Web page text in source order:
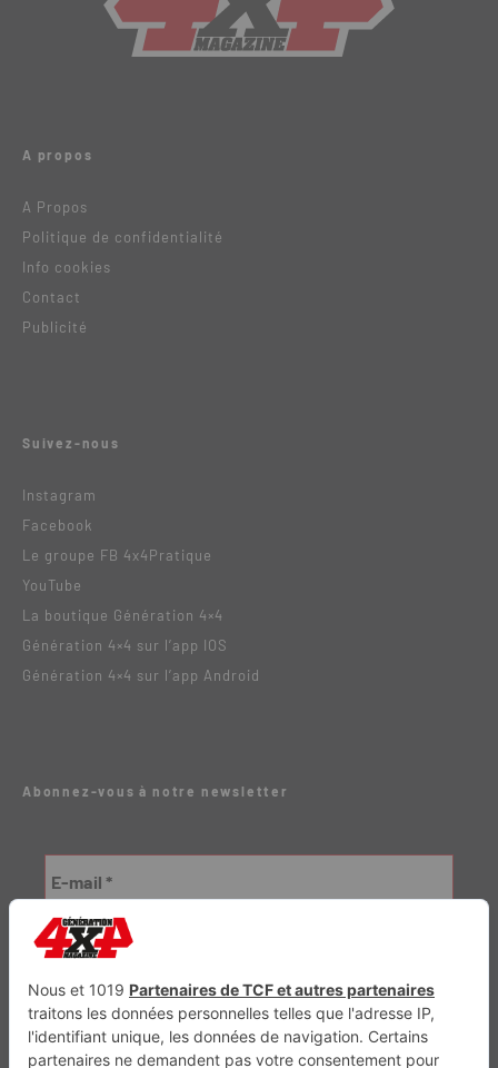
A propos
A Propos
Politique de confidentialité
Info cookies
Contact
Publicité
Suivez-nous
Instagram
Facebook
Le groupe FB 4x4Pratique
YouTube
La boutique Génération 4×4
Génération 4×4 sur l’app IOS
Génération 4×4 sur l’app Android
Abonnez-vous à notre newsletter